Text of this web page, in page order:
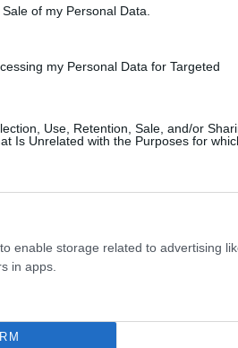
of my Personal Data.
my Personal Data for Targeted
Use, Retention, Sale, and/or
Is Unrelated with the Purposes for
enable storage related to advertising
in apps.